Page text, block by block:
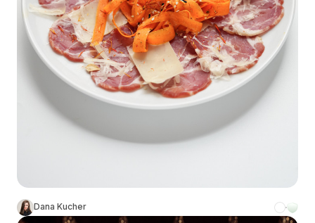
Dana Kucher